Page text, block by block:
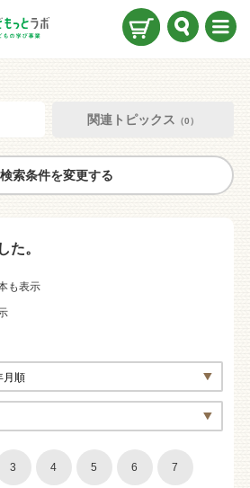
関連トピックス （0）
検索条件を変更する
た。
も表示
3 4 5 6 7